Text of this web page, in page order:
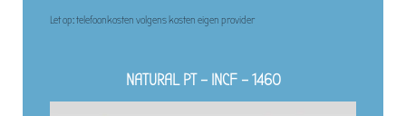
Let op: telefoonkosten volgens kosten eigen provider
NATURAL PT – INCF – 1460